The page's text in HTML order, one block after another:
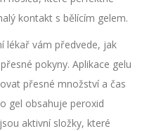
kontakt s bělícím gelem.
lékař vám předvede, jak
pokyny. Aplikace gelu
přesné množství a čas
gel obsahuje peroxid
aktivní složky, které